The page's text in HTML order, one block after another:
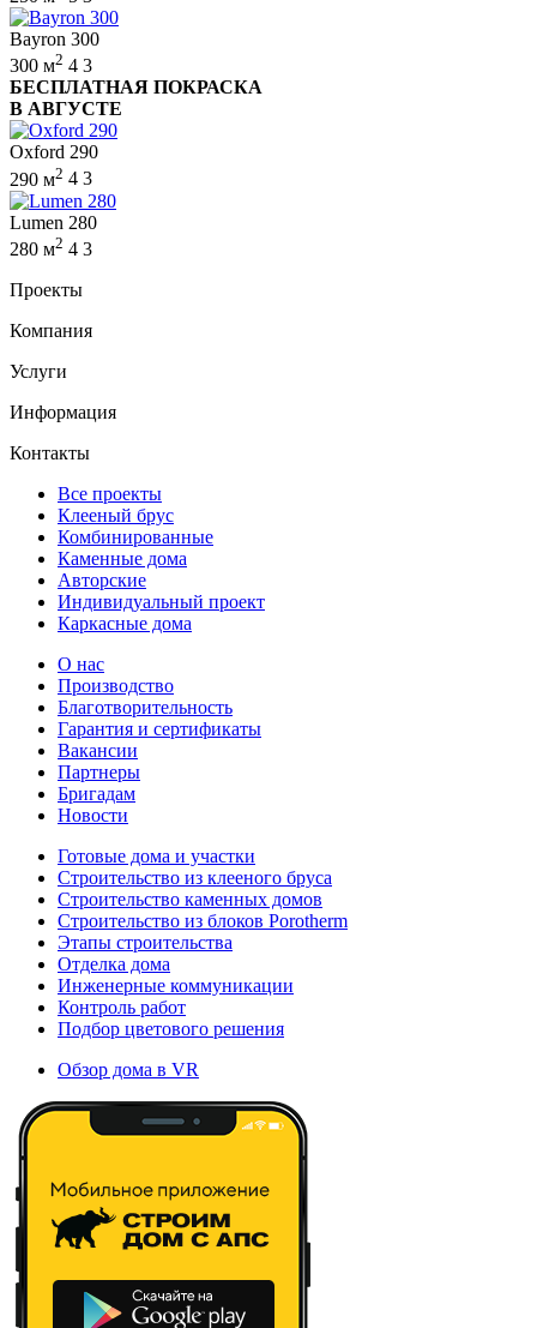
Bayron 300
300 м2 4 3
БЕСПЛАТНАЯ ПОКРАСКА
В АВГУСТЕ
Oxford 290
290 м2 4 3
Lumen 280
280 м2 4 3
Проекты
Компания
Услуги
Информация
Контакты
Все проекты
Клееный брус
Комбинированные
Каменные дома
Авторские
Индивидуальный проект
Каркасные дома
О нас
Производство
Благотворительность
Гарантия и сертификаты
Вакансии
Партнеры
Бригадам
Новости
Готовые дома и участки
Строительство из клееного бруса
Строительство каменных домов
Строительство из блоков Porotherm
Этапы строительства
Отделка дома
Инженерные коммуникации
Контроль работ
Подбор цветового решения
Обзор дома в VR